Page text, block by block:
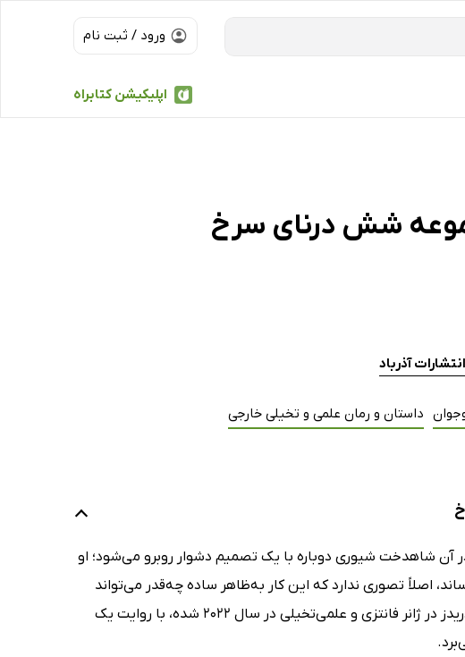
ورود / ثبت نام
اپلیکیشن کتابراه
شش درنای سرخ
انتشارات آذرباد
داستان و رمان علمی و تخیلی خارجی
شاهدخت شیوری دوباره با یک تصمیم دشوار روبرو می‌شود؛ او
اصلاً تصوری ندارد که این کار به‌ظاهر ساده چه‌قدر می‌تواند
در این کتاب که نامزد جایزه‌ی گودریدز در ژانر فانتزی و علمی‌تخیلی در سال 2022 شده، با روایت یک